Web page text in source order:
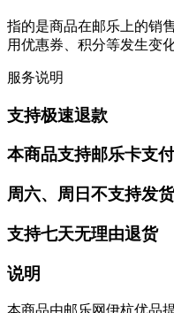
指的是商品在邮乐上的销
用优惠券、积分等发生变
服务说明
支持极速退款
本商品支持邮乐卡支付
周六、周日不支持发货
支持七天无理由退货
说明